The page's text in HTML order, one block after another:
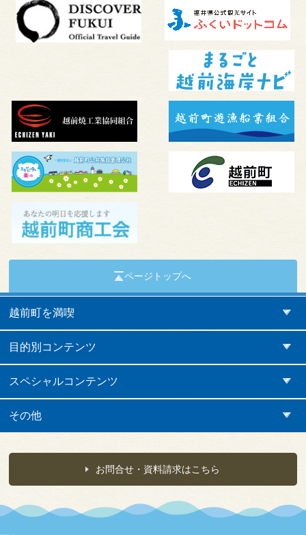
ページトップへ
越前町を満喫
目的別コンテンツ
スペシャルコンテンツ
その他
お問合せ・資料請求はこちら